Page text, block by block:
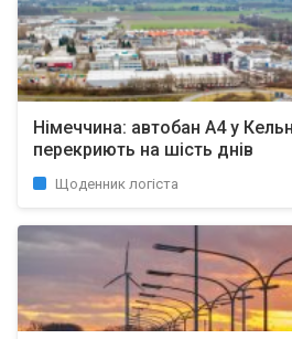
Німеччина: автобан A4 у
перекриють на шість днів
Щоденник логіста